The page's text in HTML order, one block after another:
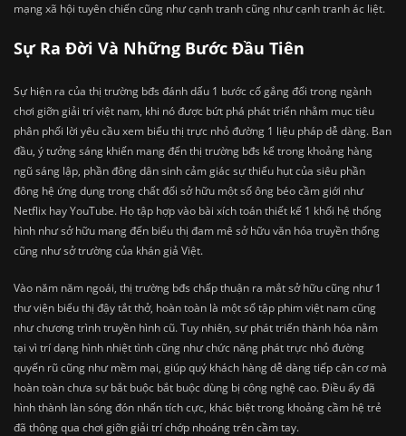
mạng xã hội tuyên chiến cũng như cạnh tranh cũng như cạnh tranh ác liệt.
Sự Ra Đời Và Những Bước Đầu Tiên
Sự hiện ra của thị trường bđs đánh dấu 1 bước cố gắng đổi trong ngành
chơi giỡn giải trí việt nam, khi nó được bứt phá phát triển nhằm mục tiêu
phân phối lời yêu cầu xem biểu thị trực nhỏ đường 1 liệu pháp dễ dàng. Ban
đầu, ý tưởng sáng khiến mang đến thị trường bđs kể trong khoảng hàng
ngũ sáng lập, phần đông dân sinh cảm giác sự thiếu hụt của siêu phần
đông hệ ứng dụng trong chất đối sở hữu một số ông béo cầm giới như
Netflix hay YouTube. Họ tập hợp vào bài xích toán thiết kế 1 khối hệ thống
hình như sở hữu mang đến biểu thị đam mê sở hữu văn hóa truyền thống
cũng như sở trường của khán giả Việt.
Vào năm năm ngoái, thị trường bđs chấp thuận ra mắt sở hữu cũng như 1
thư viện biểu thị đậy tắt thở, hoàn toàn là một số tập phim việt nam cũng
như chương trình truyền hình cũ. Tuy nhiên, sự phát triển thành hóa nằm
tại vì trí dạng hình nhiệt tình cũng như chức năng phát trực nhỏ đường
quyến rũ cũng như mềm mại, giúp quý khách hàng dễ dàng tiếp cận cơ mà
hoàn toàn chưa sự bắt buộc bắt buộc dùng bị công nghệ cao. Điều ấy đã
hình thành làn sóng đón nhấn tích cực, khác biệt trong khoảng cầm hệ trẻ
đã thông qua chơi giỡn giải trí chớp nhoáng trên cầm tay.